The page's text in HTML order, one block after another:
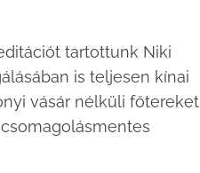
tartottunk Niki
is teljesen kínai
vásár nélküli főtereket